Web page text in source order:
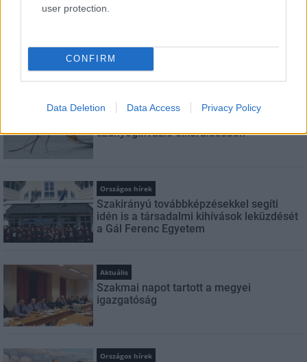
user protection.
CONFIRM
Data Deletion Data Access Privacy Policy
LEGNÉZETTEBB
Országos hírek
szúnyoginvázió elkerülésében
Országos hírek
Szakirányú továbbképzésekkel segíti
idén is a társadalmi kihívások leküzdését
a Gál Ferenc Egyetem
Aktuális
Szakmai napot tartott a megyei
igazgatóság
Országos hírek